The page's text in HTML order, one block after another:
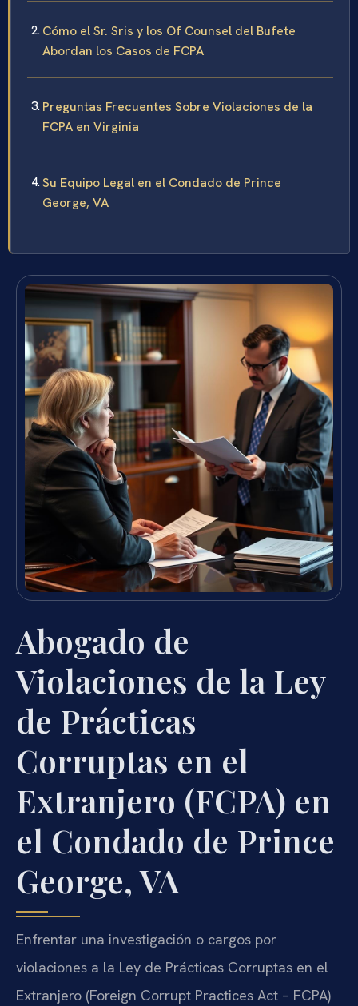
Cómo el Sr. Sris y los Of Counsel del Bufete
Abordan los Casos de FCPA
Preguntas Frecuentes Sobre Violaciones de la
FCPA en Virginia
Su Equipo Legal en el Condado de Prince
George, VA
Abogado de
Violaciones de la Ley
de Prácticas
Corruptas en el
Extranjero (FCPA) en
el Condado de Prince
George, VA
Enfrentar una investigación o cargos por
violaciones a la Ley de Prácticas Corruptas en el
Extranjero (Foreign Corrupt Practices Act – FCPA)